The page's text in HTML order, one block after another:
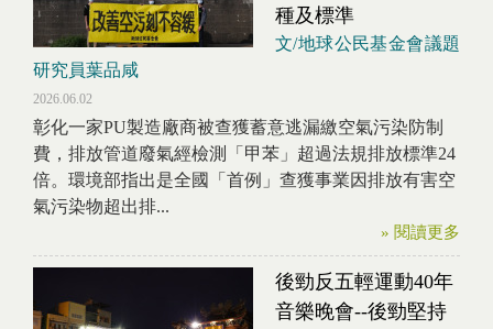
種及標準
文/地球公民基金會議題
研究員葉品咸
2026.06.02
彰化一家PU製造廠商被查獲蓄意逃漏繳空氣污染防制
費，排放管道廢氣經檢測「甲苯」超過法規排放標準24
倍。環境部指出是全國「首例」查獲事業因排放有害空
氣污染物超出排...
» 閱讀更多
後勁反五輕運動40年
音樂晚會--後勁堅持